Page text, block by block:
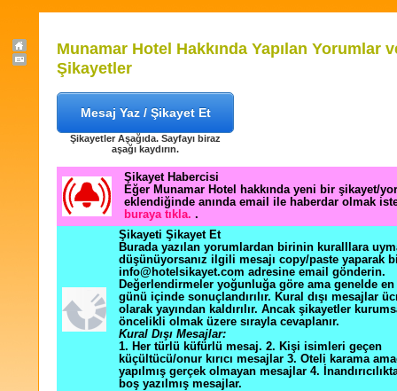
Munamar Hotel Hakkında Yapılan Yorumlar
Şikayetler
Mesaj Yaz / Şikayet Et
Şikayetler Aşağıda. Sayfayı biraz
aşağı kaydırın.
Şikayet Habercisi
Eğer Munamar Hotel hakkında yeni bir şikayet/
eklendiğinde anında email ile haberdar olmak
buraya tıkla. .
Şikayeti Şikayet Et
Burada yazılan yorumlardan birinin kuralllara
düşünüyorsanız ilgili mesajı copy/paste yaparak
info@hotelsikayet.com adresine email gönderin.
Değerlendirmeler yoğunluğa göre ama genelde
günü içinde sonuçlandırılır. Kural dışı mesajlar
olarak yayından kaldırılır. Ancak şikayetler
öncelikli olmak üzere sırayla cevaplanır.
Kural Dışı Mesajlar:
1. Her türlü küfürlü mesaj. 2. Kişi isimleri geçen
küçültücü/onur kırıcı mesajlar 3. Oteli karama
yapılmış gerçek olmayan mesajlar 4.
boş yazılmış mesajlar.